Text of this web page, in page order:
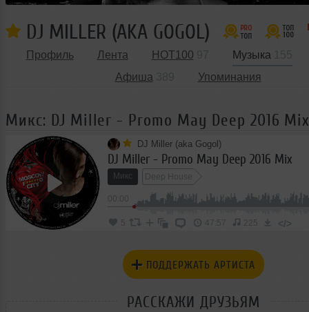
DJ MILLER (AKA GOGOL)
Профиль Лента HOT100 Музыка
Афиша
Упоминания
Микс: DJ Miller - Promo May Deep 2016
DJ Miller (aka Gogol)
DJ Miller - Promo May Deep 2016 Mix
Микс Deep House
5 47:57 225 </>
ПОДДЕРЖАТЬ АРТИСТА
РАССКАЖИ ДРУЗЬЯМ